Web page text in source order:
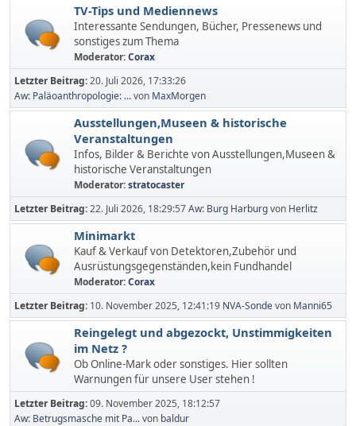
TV-Tips und Mediennews
Interessante Sendungen, Bücher, Pressenews und
sonstiges zum Thema
Moderator:Corax
Letzter Beitrag:20. Juli 2026, 17:33:26
Aw: Paläoanthropologie: ...von MaxMorgen
Ausstellungen,Museen & historische
Veranstaltungen
Infos, Bilder & Berichte von Ausstellungen,Museen &
historische Veranstaltungen
Moderator:stratocaster
Letzter Beitrag:22. Juli 2026, 18:29:57Aw: Burg Harburgvon Herlitz
Minimarkt
Kauf & Verkauf von Detektoren,Zubehör und
Ausrüstungsgegenständen,kein Fundhandel
Moderator:Corax
Letzter Beitrag: 10. November 2025, 12:41:19 NVA-Sondevon Manni65
Reingelegt und abgezockt, Unstimmigkeiten
im Netz ?
Ob Online-Mark oder sonstiges. Hier sollten
Warnungen für unsere User stehen !
Letzter Beitrag:09. November 2025, 18:12:57
Aw: Betrugsmasche mit Pa...von baldur